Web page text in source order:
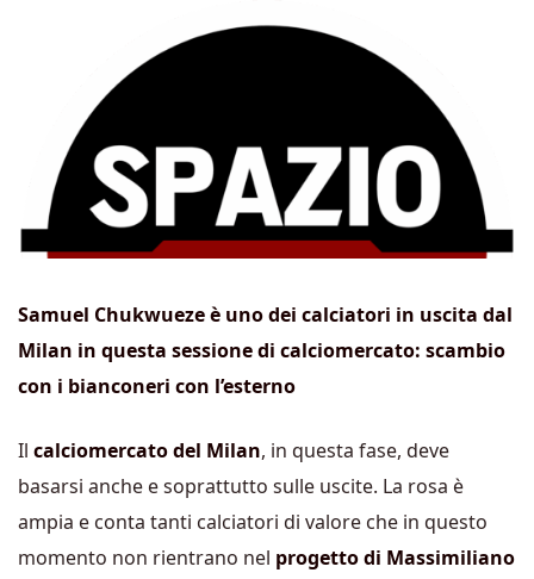
Samuel Chukwueze è uno dei calciatori in uscita dal
Milan in questa sessione di calciomercato: scambio
con i bianconeri con l’esterno
Il calciomercato del Milan, in questa fase, deve
basarsi anche e soprattutto sulle uscite. La rosa è
ampia e conta tanti calciatori di valore che in questo
momento non rientrano nel progetto di Massimiliano